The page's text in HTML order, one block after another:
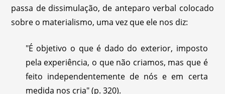
passa de dissimulação, de anteparo verbal colocado
sobre o materialismo, uma vez que ele nos diz:
"É objetivo o que é dado do exterior, imposto
pela experiência, o que não criamos, mas que é
feito independentemente de nós e em certa
medida nos cria" (p. 320).